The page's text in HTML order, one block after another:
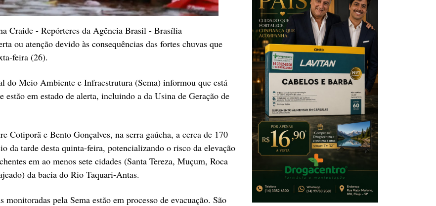
Craide - Repórteres da Agência Brasil - Brasília
ou atenção devido às consequências das fortes chuvas que
feira (26).
do Meio Ambiente e Infraestrutura (Sema) informou que está
em estado de alerta, incluindo a da Usina de Geração de
Cotiporã e Bento Gonçalves, na serra gaúcha, a cerca de 170
da tarde desta quinta-feira, potencializando o risco da elevação
em ao menos sete cidades (Santa Tereza, Muçum, Roca
da bacia do Rio Taquari-Antas.
pela Sema estão em processo de evacuação. São